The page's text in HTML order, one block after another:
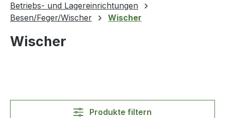
Betriebs- und Lagereinrichtungen
Besen/Feger/Wischer
Wischer
Wischer
Produkte filtern